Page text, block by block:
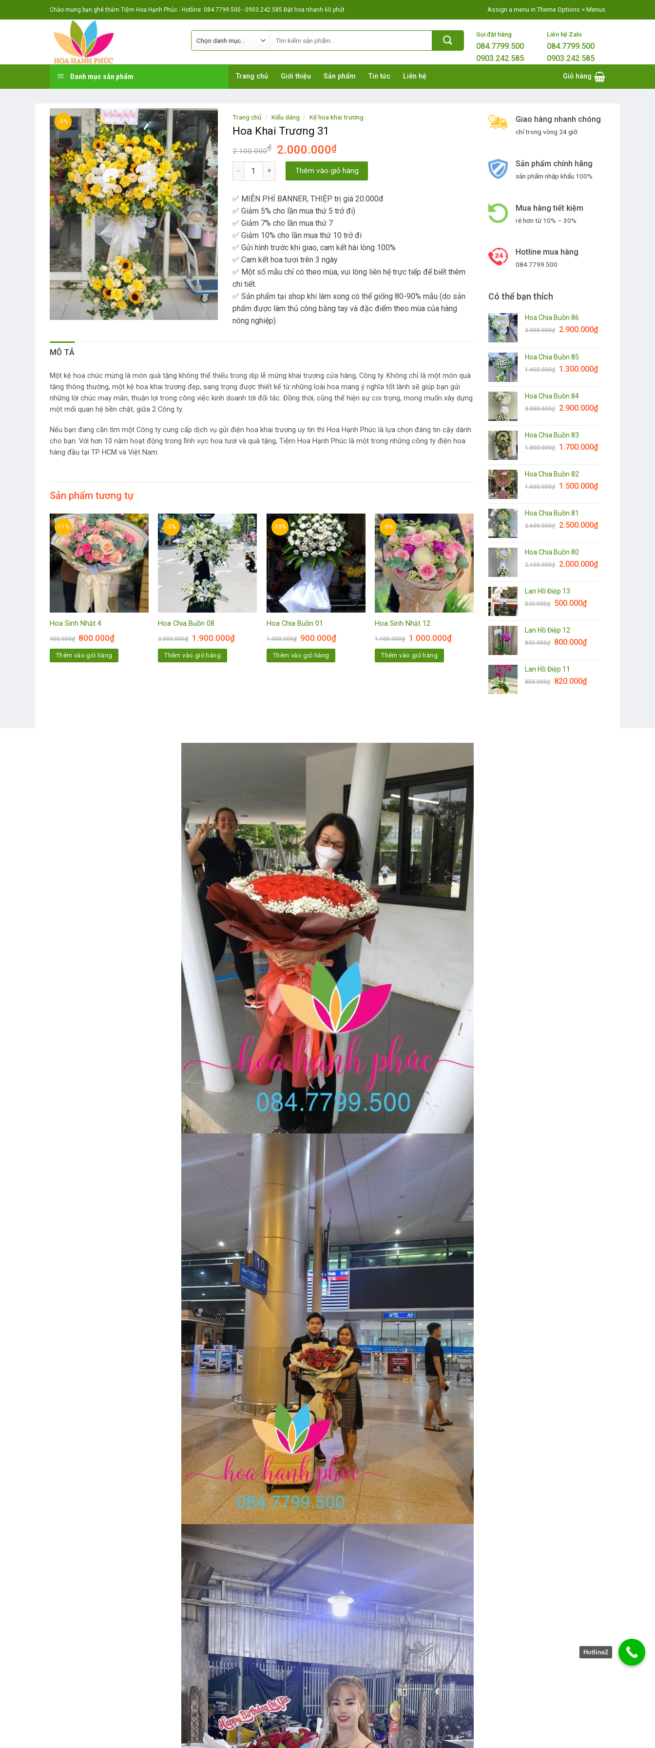
to
Chào mừng bạn ghé thăm Tiệm Hoa Hạnh Phúc - Hotline: 084.7799.500 - 0903.242.585 Đặt hoa nhanh 60 phút Assign a menu in Theme Options > Menus
Gọi đặt hàng
084.7799.500
0903.242.585
Liên hệ Zalo
084.7799.500
0903.242.585
Danh mục sản phẩm Trang chủ Giới thiệu Sản phẩm Tin tức Liên hệ Giỏ hàng
Giao hàng nhanh chóng
chỉ trong vòng 24 giờ
Sản phẩm chính hãng
sản phẩm nhập khẩu 100%
Mua hàng tiết kiệm
rẻ hơn từ 10% – 30%
Hotline mua hàng
084.7799.500
Có thể bạn thích
Hoa Chia Buồn 86
3.000.000₫ 2.900.000₫
Hoa Chia Buồn 85
1.400.000₫ 1.300.000₫
Hoa Chia Buồn 84
3.000.000₫ 2.900.000₫
Hoa Chia Buồn 83
1.800.000₫ 1.700.000₫
Hoa Chia Buồn 82
1.600.000₫ 1.500.000₫
Hoa Chia Buồn 81
2.600.000₫ 2.500.000₫
Hoa Chia Buồn 80
2.100.000₫ 2.000.000₫
Lan Hồ Điệp 13
520.000₫ 500.000₫
Lan Hồ Điệp 12
830.000₫ 800.000₫
Lan Hồ Điệp 11
850.000₫ 820.000₫
-5%
Trang chủ / Kiểu dáng / Kệ hoa khai trương
Hoa Khai Trương 31
2.100.000₫ 2.000.000₫
Hoa Khai Trương 31 số lượngThêm vào giỏ hàng
✅ MIỄN PHÍ BANNER, THIỆP trị giá 20.000đ
✅ Giảm 5% cho lần mua thứ 5 trở đi)
✅ Giảm 7% cho lần mua thứ 7
✅ Giảm 10% cho lần mua thứ 10 trở đi
✅ Gửi hình trước khi giao, cam kết hài lòng 100%
✅ Cam kết hoa tươi trên 3 ngày
✅ Một số mẫu chỉ có theo mùa, vui lòng liên hệ trực tiếp để biết thêm
chi tiết.
✅ Sản phẩm tại shop khi làm xong có thể giống 80-90% mẫu (do sản
phẩm được làm thủ công bằng tay và đặc điểm theo mùa của hàng
nông nghiệp)
MÔ TẢ
Một kệ hoa chúc mừng là món quà tặng không thể thiếu trong dịp lễ mừng khai trương cửa hàng, Công ty. Không chỉ là một món quà
tặng thông thường, một kệ hoa khai trương đẹp, sang trọng được thiết kế từ những loài hoa mang ý nghĩa tốt lành sẽ giúp bạn gửi
những lời chúc may mắn, thuận lợi trong công việc kinh doanh tới đối tác. Đồng thời, cũng thể hiện sự coi trọng, mong muốn xây dựng
một mối quan hệ bền chặt, giữa 2 Công ty.
Nếu bạn đang cần tìm một Công ty cung cấp dịch vụ gửi điện hoa khai trương uy tín thì Hoa Hạnh Phúc là lựa chọn đáng tin cậy dành
cho bạn. Với hơn 10 năm hoạt động trong lĩnh vực hoa tươi và quà tặng, Tiệm Hoa Hạnh Phúc là một trong những công ty điện hoa
hàng đầu tại TP HCM và Việt Nam.
Sản phẩm tương tự
-11%
Hoa Sinh Nhật 4
900.000₫ 800.000₫
Thêm vào giỏ hàng
-5%
Hoa Chia Buồn 08
2.000.000₫ 1.900.000₫
Thêm vào giỏ hàng
-10%
Hoa Chia Buồn 01
1.000.000₫ 900.000₫
Thêm vào giỏ hàng
-9%
Hoa Sinh Nhật 12
1.100.000₫ 1.000.000₫
Thêm vào giỏ hàng
Hotline2